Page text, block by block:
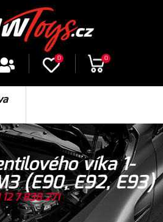
0 0
víka 1-
(E90, E92, E93)
12 7 838 271